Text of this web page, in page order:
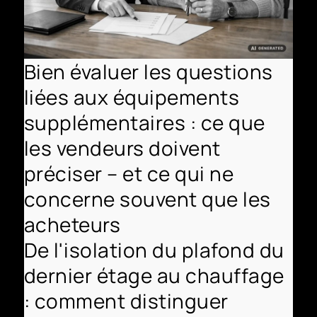
Bien évaluer les questions
liées aux équipements
supplémentaires : ce que
les vendeurs doivent
préciser – et ce qui ne
concerne souvent que les
acheteurs
De l'isolation du plafond du
dernier étage au chauffage
: comment distinguer